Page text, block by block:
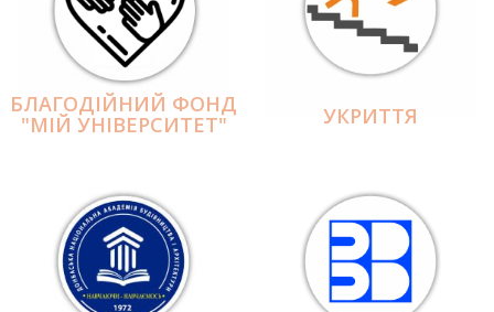
БЛАГОДІЙНИЙ ФОНД
"МІЙ УНІВЕРСИТЕТ" УКРИТТЯ